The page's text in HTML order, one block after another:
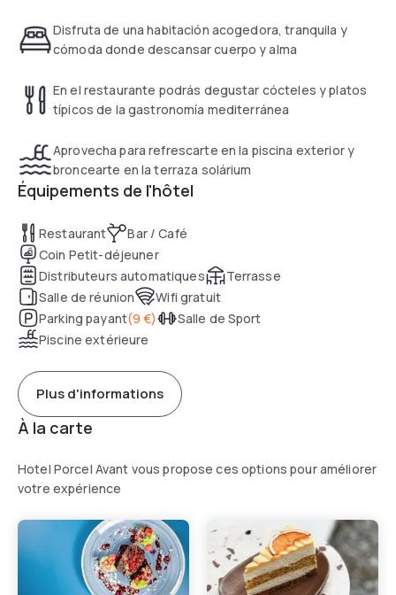
The Avant Airport has a poolside sun terrace. There is a
restaurant and a bar.
Disfruta de una habitación acogedora, tranquila y
cómoda donde descansar cuerpo y alma
En el restaurante podrás degustar cócteles y platos
típicos de la gastronomía mediterránea
Aprovecha para refrescarte en la piscina exterior y
broncearte en la terraza solárium
Équipements de l'hôtel
Restaurant
Bar / Café
Coin Petit-déjeuner
Distributeurs automatiques
Terrasse
Salle de réunion
Wifi gratuit
Parking payant(9 €)
Salle de Sport
Piscine extérieure
Plus d'informations
À la carte
Hotel Porcel Avant vous propose ces options pour améliorer
votre expérience